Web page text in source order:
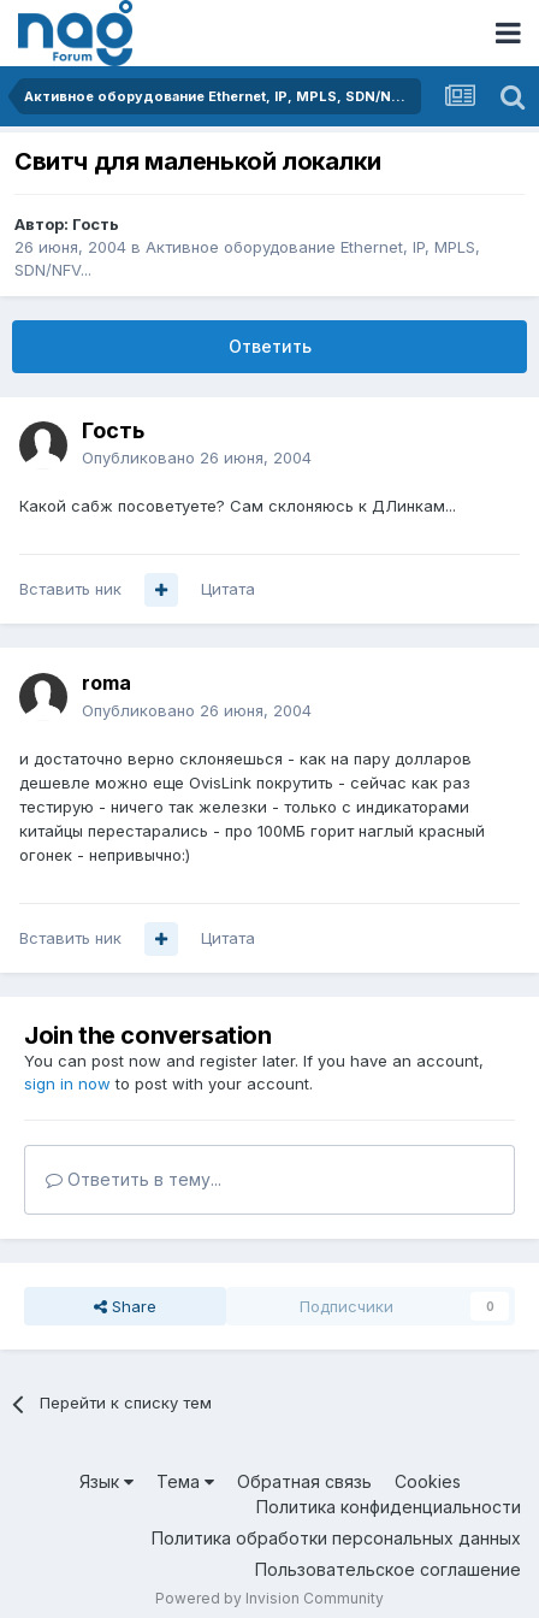
Активное оборудование Ethernet, IP, MPLS, SDN/NFV...
Свитч для маленькой локалки
Автор: Гость
26 июня, 2004 в Активное оборудование Ethernet, IP, MPLS,
SDN/NFV...
Ответить
Гость
Опубликовано 26 июня, 2004
Какой сабж посоветуете? Сам склоняюсь к ДЛинкам...
Вставить ник Цитата
roma
Опубликовано 26 июня, 2004
и достаточно верно склоняешься - как на пару долларов
дешевле можно еще OvisLink покрутить - сейчас как раз
тестирую - ничего так железки - только с индикаторами
китайцы перестарались - про 100МБ горит наглый красный
огонек - непривычно:)
Вставить ник Цитата
Join the conversation
You can post now and register later. If you have an account,
sign in now to post with your account.
Ответить в тему...
Share Подписчики 0
Перейти к списку тем
Язык Тема Обратная связь
Cookies
Политика конфиденциальности
Политика обработки персональных данных
Пользовательское соглашение
Powered by Invision Community